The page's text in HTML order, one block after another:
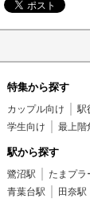
特集から探す
カップル向け 駅
学生向け
最上階
駅から探す
鷺沼駅 たまプラ
青葉台駅
田奈駅